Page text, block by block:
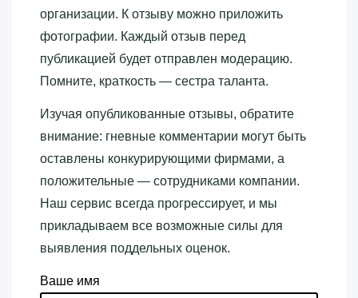
организации. К отзыву можно приложить
фотографии. Каждый отзыв перед
публикацией будет отправлен модерацию.
Помните, краткость — сестра таланта.
Изучая опубликованные отзывы, обратите
внимание: гневные комментарии могут быть
оставлены конкурирующими фирмами, а
положительные — сотрудниками компании.
Наш сервис всегда прогрессирует, и мы
прикладываем все возможные силы для
выявления поддельных оценок.
Ваше имя